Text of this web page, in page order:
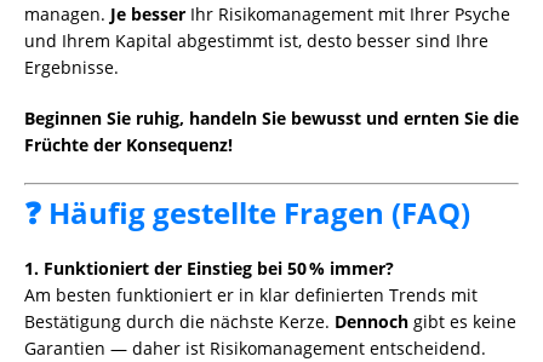
managen. Je besser Ihr Risikomanagement mit Ihrer Psyche
und Ihrem Kapital abgestimmt ist, desto besser sind Ihre
Ergebnisse.
Beginnen Sie ruhig, handeln Sie bewusst und ernten Sie die
Früchte der Konsequenz!
❓ Häufig gestellte Fragen (FAQ)
1. Funktioniert der Einstieg bei 50 % immer?
Am besten funktioniert er in klar definierten Trends mit
Bestätigung durch die nächste Kerze. Dennoch gibt es keine
Garantien — daher ist Risikomanagement entscheidend.